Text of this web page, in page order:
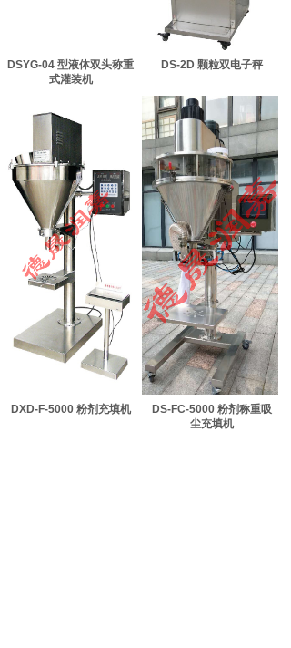
DSYG-04 型液体双头称重
式灌装机
DS-2D 颗粒双电子秤
DXD-F-5000 粉剂充填机
DS-FC-5000 粉剂称重吸
尘充填机